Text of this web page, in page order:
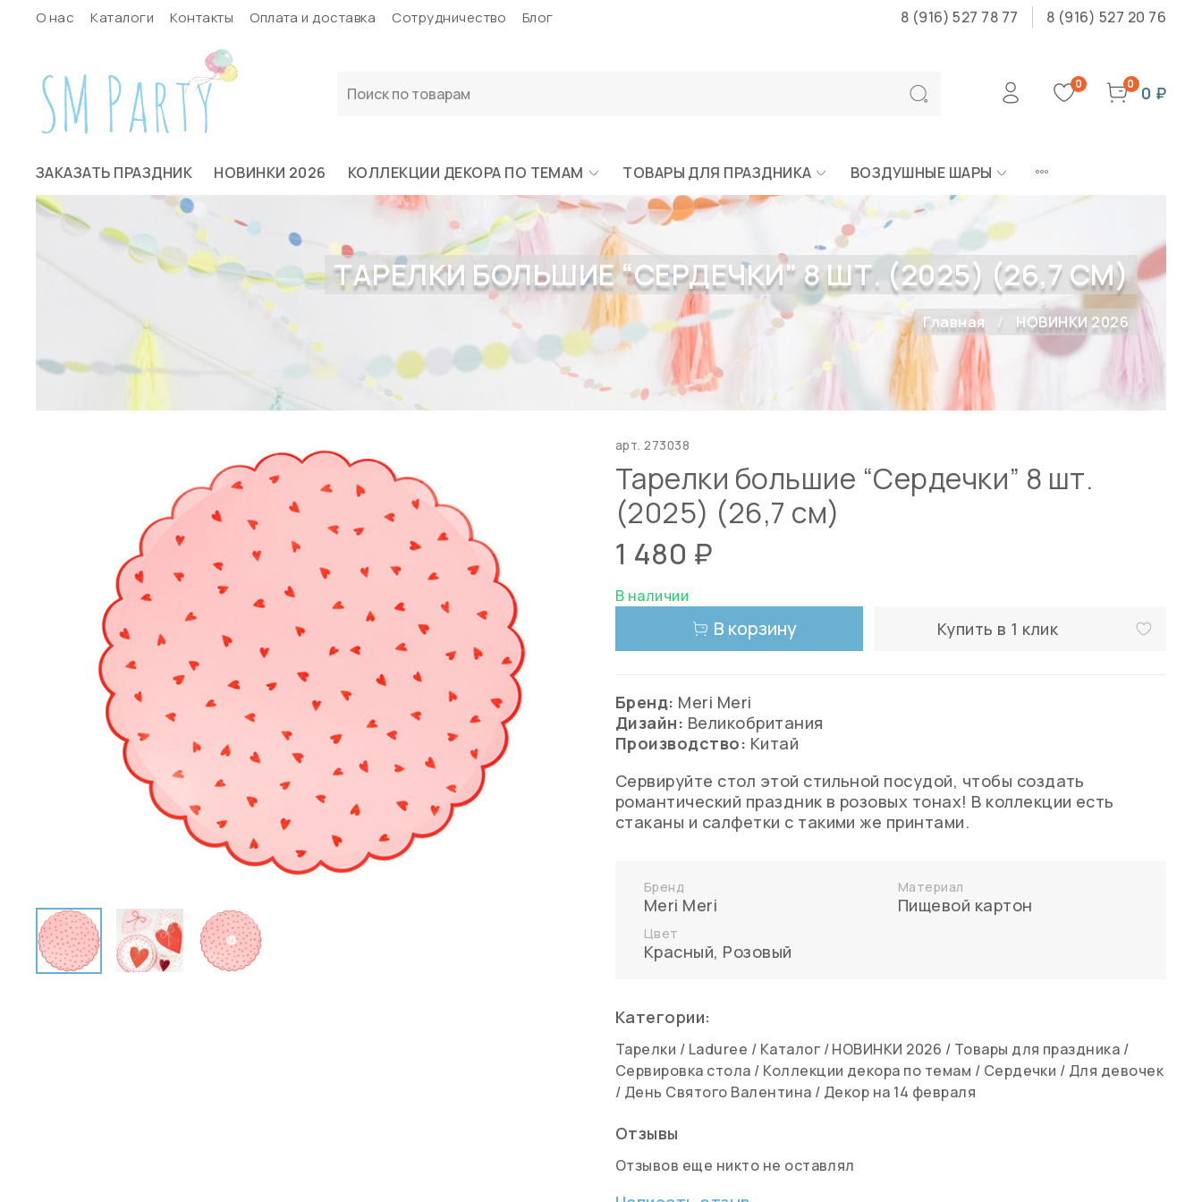
О нас Каталоги Контакты Оплата и доставка Сотрудничество Блог 8 (916) 527 78 77 8 (916) 527 20 76
0 0 0 ₽
ЗАКАЗАТЬ ПРАЗДНИК НОВИНКИ 2026 КОЛЛЕКЦИИ ДЕКОРА ПО ТЕМАМ ТОВАРЫ ДЛЯ ПРАЗДНИКА ВОЗДУШНЫЕ ШАРЫ
ТАРЕЛКИ БОЛЬШИЕ “СЕРДЕЧКИ” 8 ШТ. (2025) (26,7 СМ)
Главная НОВИНКИ 2026
арт.273038
Тарелки большие “Сердечки” 8 шт.
(2025) (26,7 см)
1 480 ₽
В наличии
В корзину Купить в 1 клик
Бренд: Meri Meri
Дизайн: Великобритания
Производство: Китай
Сервируйте стол этой стильной посудой, чтобы создать
романтический праздник в розовых тонах! В коллекции есть
стаканы и салфетки с такими же принтами.
Бренд
Meri Meri
Материал
Пищевой картон
Цвет
Красный, Розовый
Категории:
Тарелки / Laduree / Каталог /НОВИНКИ 2026 / Товары для праздника /
Сервировка стола / Коллекции декора по темам / Сердечки / Для девочек
/ День Святого Валентина / Декор на 14 февраля
Отзывы
Отзывов еще никто не оставлял